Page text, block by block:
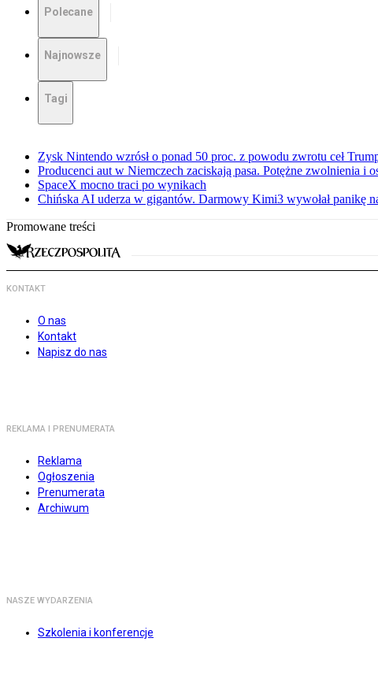
Polecane
Najnowsze
Tagi
Zysk Nintendo wzrósł o ponad 50 proc. z powodu zwrotu ceł
Producenci aut w Niemczech zaciskają pasa. Potężne zwolnienia i
SpaceX mocno traci po wynikach
Chińska AI uderza w gigantów. Darmowy Kimi3 wywołał panikę
Promowane treści
KONTAKT
O nas
Kontakt
Napisz do nas
REKLAMA I PRENUMERATA
Reklama
Ogłoszenia
Prenumerata
Archiwum
NASZE WYDARZENIA
Szkolenia i konferencje